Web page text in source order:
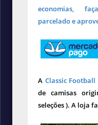
economias,
parcelado e
A Classic Football
de camisas
seleções ). A loja